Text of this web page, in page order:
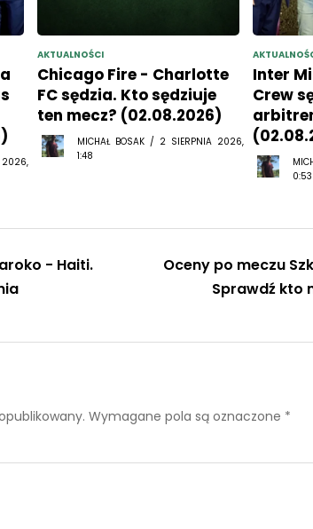
2026,
AKTUALNOŚCI
Chicago Fire - Charlotte
FC sędzia. Kto sędziuje
ten mecz? (02.08.2026)
MICHAŁ BOSAK / 2 SIERPNIA 2026,
1:48
Inter
Crew
0:53
- Haiti.
Oceny po meczu
Sprawdź kto
Wymagane pola są oznaczone *